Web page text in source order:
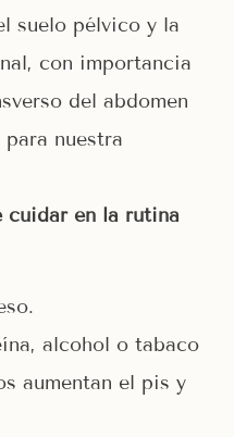
suelo pélvico y la
con importancia
del abdomen
nuestra
cuidar en la rutina
alcohol o tabaco
aumentan el pis y